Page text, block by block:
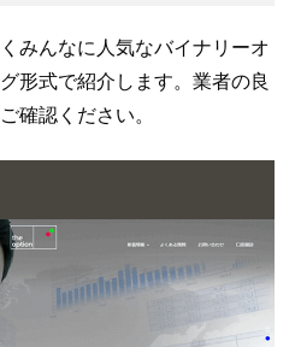
みんなに人気なバイナリーオ
形式で紹介します。業者の良
確認ください。